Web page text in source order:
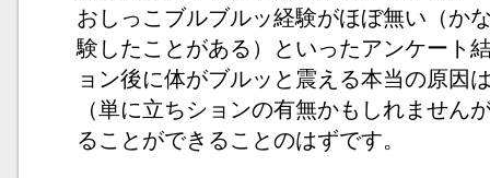
おしっこブルブルッ経験がほぼ無い（か
験したことがある）といったアンケート
ョン後に体がブルッと震える本当の原因
（単に立ちションの有無かもしれません
ることができることのはずです。